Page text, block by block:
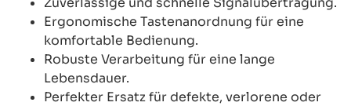
Ergonomische Tastenanordnung für eine
komfortable Bedienung.
Robuste Verarbeitung für eine lange
Lebensdauer.
Perfekter Ersatz für defekte, verlorene oder